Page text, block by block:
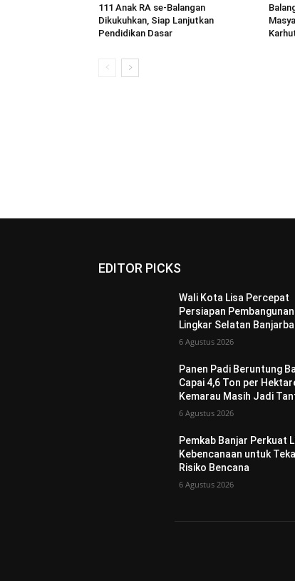
111 Anak RA se-Balangan
Dikukuhkan, Siap Lanjutkan
Pendidikan Dasar
EDITOR PICKS
Wali Kota Lisa Percepat
Persiapan
Lingkar Selatan
6 Agustus 2026
Panen Padi Beruntung
Capai 4,6 Ton per
Kemarau Masih Jadi
6 Agustus 2026
Pemkab Banjar Perkuat
Kebencanaan untuk
Risiko Bencana
6 Agustus 2026